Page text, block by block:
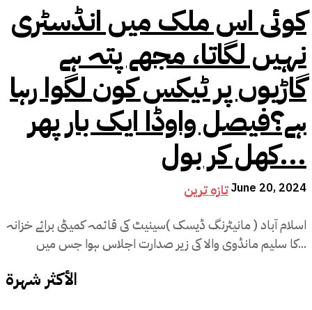
کوئی اس ملک میں انڈسٹری
نہیں لگاتا، مجھے پتہ ہے
گاڑیوں پر ٹیکس کون لگوا رہا
ہے؟فیصل واوڈا ایک بار پھر
کھل کر بول...
تازہ ترینJune 20, 2024
اسلام آباد ( مانیٹرنگ ڈیسک )سینیٹ کی قائمہ کمیٹی برائے خزانہ
کا سلیم مانڈوی والا کی زیر صدارت اجلاس ہوا جس میں...
الأكثر شهرة